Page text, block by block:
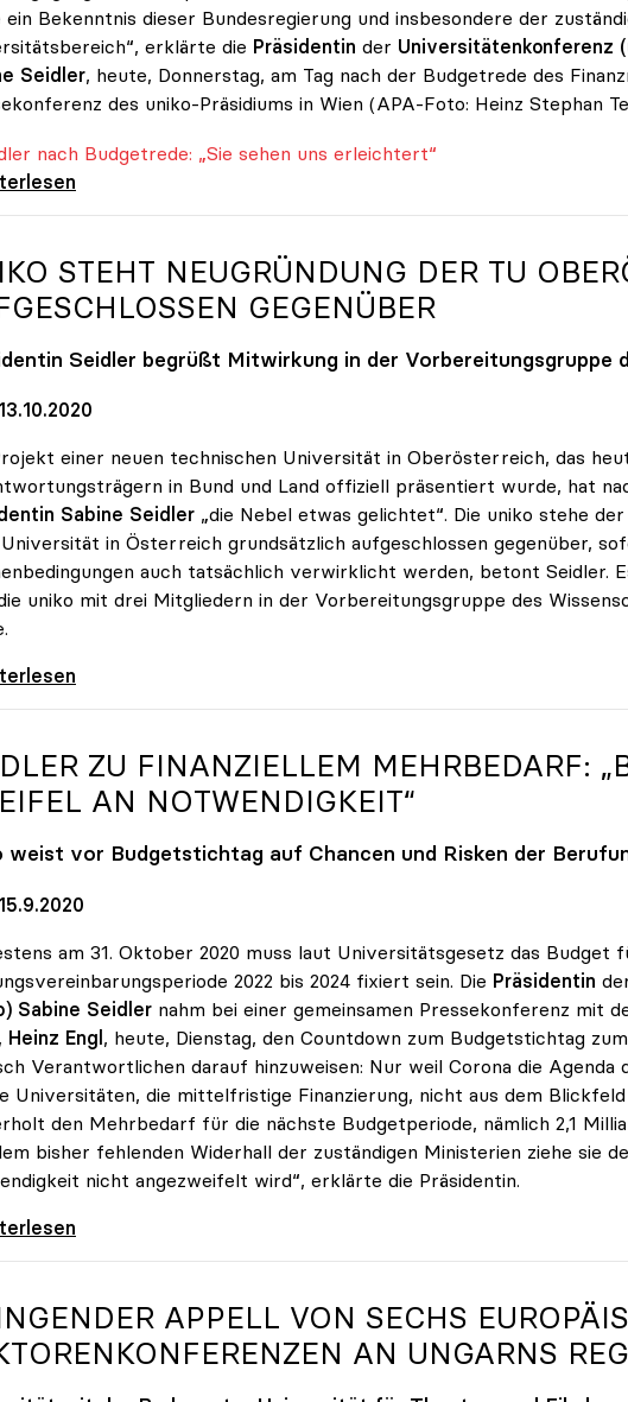
ein Bekenntnis dieser Bundesregierung und insbesondere der
erklärte die Präsidentin der Universitätenkonferenz
Seidler, heute, Donnerstag, am Tag nach der Budgetrede des
des uniko-Präsidiums in Wien (APA-Foto: Heinz Stephan
nach Budgetrede: „Sie sehen uns erleichtert“
nach Budgetrede: „Sie sehen uns
STEHT NEUGRÜNDUNG DER TU
GEGENÜBER
Seidler begrüßt Mitwirkung in der Vorbereitungsgruppe
einer neuen technischen Universität in Oberösterreich, das
in Bund und Land offiziell präsentiert wurde, hat
Sabine Seidler „die Nebel etwas gelichtet“. Die uniko stehe
in Österreich grundsätzlich aufgeschlossen gegenüber,
auch tatsächlich verwirklicht werden, betont Seidler.
uniko mit drei Mitgliedern in der Vorbereitungsgruppe des
steht Neugründung der TU Oberösterreich
ZU FINANZIELLEM MEHRBEDARF:
AN NOTWENDIGKEIT“
weist vor Budgetstichtag auf Chancen und Risken der
am 31. Oktober 2020 muss laut Universitätsgesetz das Budget
2022 bis 2024 fixiert sein. Die Präsidentin
Sabine Seidler nahm bei einer gemeinsamen Pressekonferenz mit
, Heinz Engl, heute, Dienstag, den Countdown zum Budgetstichtag
Verantwortlichen darauf hinzuweisen: Nur weil Corona die Agenda
Universitäten, die mittelfristige Finanzierung, nicht aus dem Blickfeld
den Mehrbedarf für die nächste Budgetperiode, nämlich 2,1
bisher fehlenden Widerhall der zuständigen Ministerien ziehe sie
nicht angezweifelt wird“, erklärte die Präsidentin.
zu finanziellem Mehrbedarf: „Bisher keine
APPELL VON SECHS
AN UNGARNS